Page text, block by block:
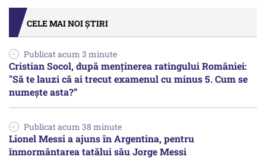
CELE MAI NOI ȘTIRI
Publicat acum 3 minute
Cristian Socol, după menținerea ratingului României:
"Să te lauzi că ai trecut examenul cu minus 5. Cum se
numește asta?”
Publicat acum 38 minute
Lionel Messi a ajuns în Argentina, pentru
înmormântarea tatălui său Jorge Messi